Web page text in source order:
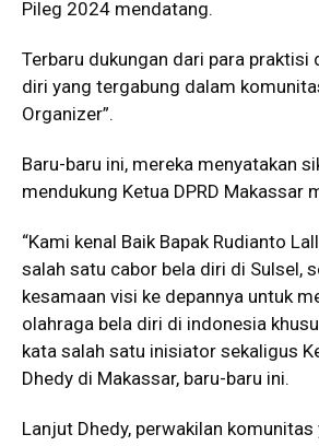
Pileg 2024 mendatang.
Terbaru dukungan dari para praktisi
diri yang tergabung dalam
Organizer”.
Baru-baru ini, mereka menyatakan
mendukung Ketua DPRD Makassar
“Kami kenal Baik Bapak Rudianto
salah satu cabor bela diri di Sulsel,
kesamaan visi ke depannya untuk
olahraga bela diri di indonesia
kata salah satu inisiator sekaligus
Dhedy di Makassar, baru-baru ini.
Lanjut Dhedy, perwakilan